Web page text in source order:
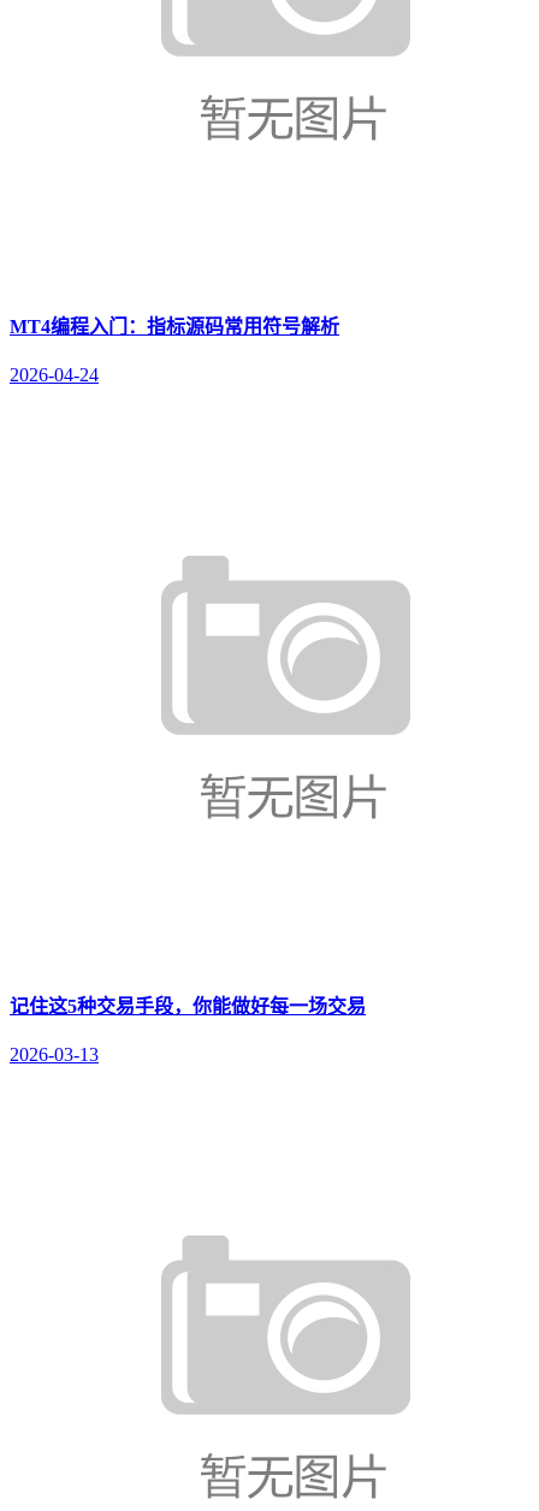
MT4编程入门：指标源码常用符号解析
2026-04-24
记住这5种交易手段，你能做好每一场交易
2026-03-13